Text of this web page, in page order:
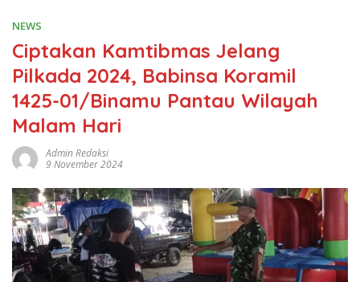
NEWS
Ciptakan Kamtibmas Jelang
Pilkada 2024, Babinsa Koramil
1425-01/Binamu Pantau Wilayah
Malam Hari
Admin Redaksi
9 November 2024